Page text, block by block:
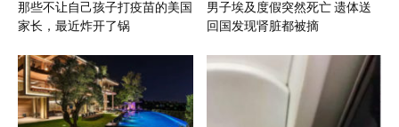
那些不让自己孩子打疫苗的美国
家长，最近炸开了锅
男子埃及度假突然死亡 遗体送
回国发现肾脏都被摘